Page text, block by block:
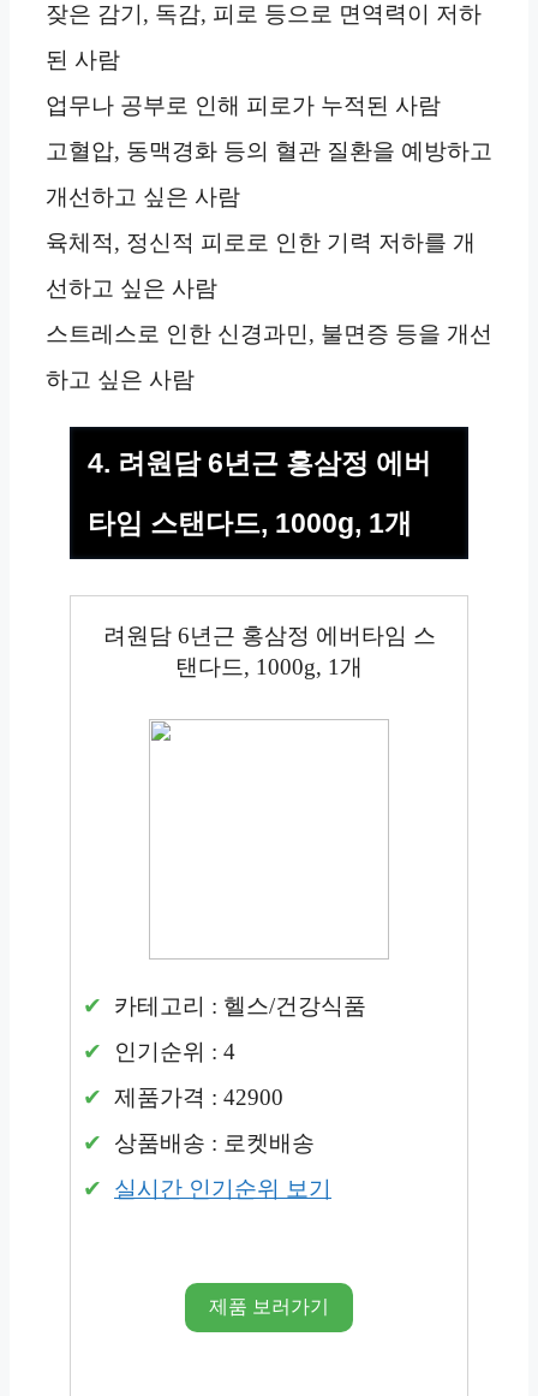
잦은 감기, 독감, 피로 등으로 면역력이 저하
된 사람
업무나 공부로 인해 피로가 누적된 사람
고혈압, 동맥경화 등의 혈관 질환을 예방하고
개선하고 싶은 사람
육체적, 정신적 피로로 인한 기력 저하를 개
선하고 싶은 사람
스트레스로 인한 신경과민, 불면증 등을 개선
하고 싶은 사람
4. 려원담 6년근 홍삼정 에버
타임 스탠다드, 1000g, 1개
려원담 6년근 홍삼정 에버타임 스
탠다드, 1000g, 1개
카테고리 : 헬스/건강식품
인기순위 : 4
제품가격 : 42900
상품배송 : 로켓배송
실시간 인기순위 보기
제품 보러가기